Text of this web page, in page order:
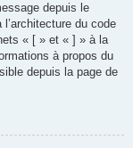
depuis le
du code
« [ » et « ] » à la
à propos du
depuis la page de